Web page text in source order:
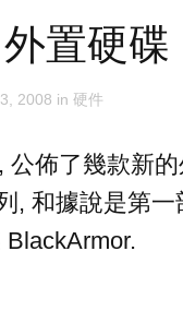
置硬碟
2008 in 硬件
佈了幾款新
, 和據說是第一